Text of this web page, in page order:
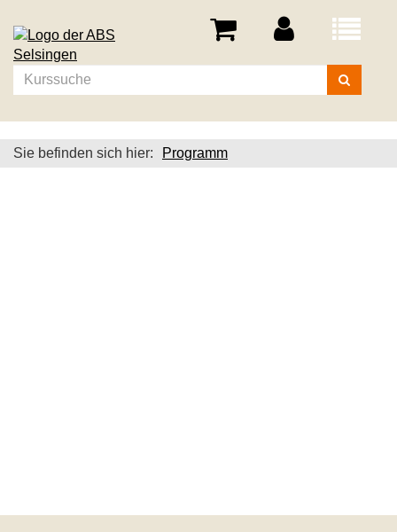
Menü
Kurse
suchen
Sie befinden sich hier: Programm